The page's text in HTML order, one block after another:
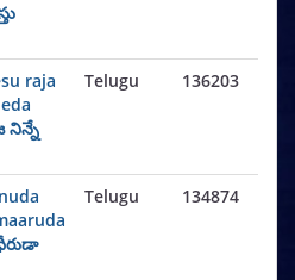
raja
నిన్నే
Telugu 136203
Telugu 134874